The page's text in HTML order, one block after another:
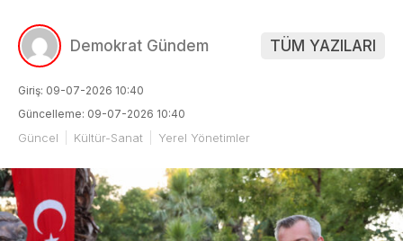
Demokrat Gündem TÜM YAZILARI
Giriş: 09-07-2026 10:40
Güncelleme: 09-07-2026 10:40
Güncel Kültür-Sanat Yerel Yönetimler